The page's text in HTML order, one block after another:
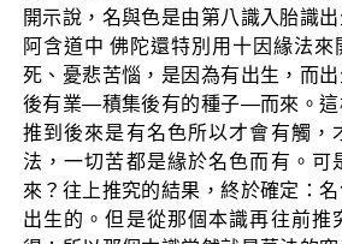
開示說，名與色是由第八識入胎識
阿含道中 佛陀還特別用十因緣法
死、憂悲苦惱，是因為有出生，而
後有業—積集後有的種子—而來。這
推到後來是有名色所以才會有觸，
法，一切苦都是緣於名色而有。可
來？往上推究的結果，終於確定：
出生的。但是從那個本識再往前推